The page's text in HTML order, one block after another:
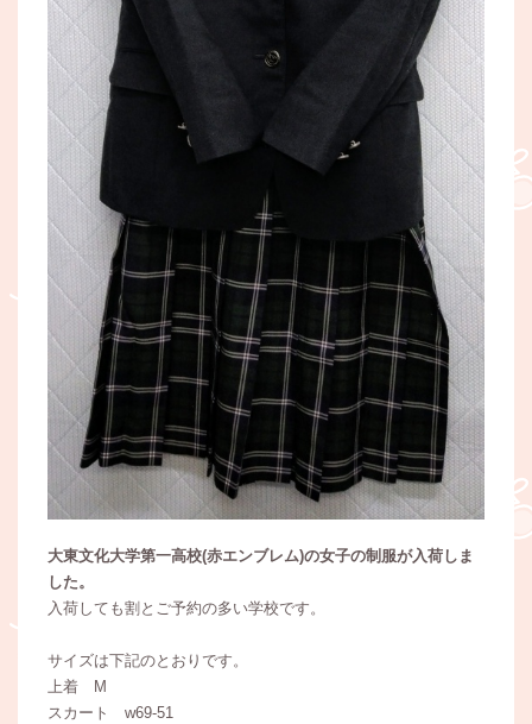
大東文化大学第一高校(赤エンブレム)の女子の制服が入荷しま
した。
入荷しても割とご予約の多い学校です。
サイズは下記のとおりです。
上着 M
スカート w69-51